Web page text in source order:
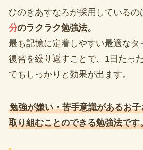
ひのきあすなろが採用しているの
分のラクラク勉強法。
最も記憶に定着しやすい最適なタ
復習を繰り返すことで、1日たっ
でもしっかりと効果が出ます。
勉強が嫌い・苦手意識があるお
取り組むことのできる勉強法です